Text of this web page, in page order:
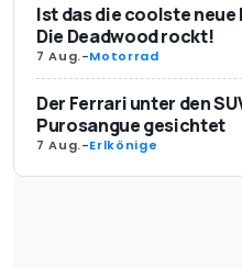
Ist das die coolste
Die Deadwood rockt!
7 Aug.-Motorrad
Der Ferrari unter den
Purosangue gesichtet
7 Aug.-Erlkönige